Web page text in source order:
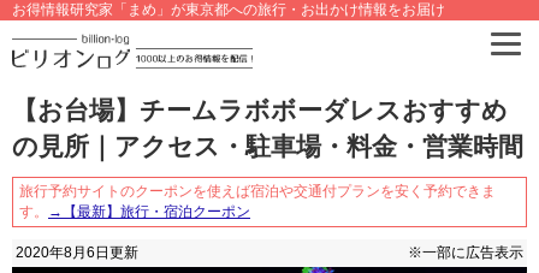
お得情報研究家「まめ」が東京都への旅行・お出かけ情報をお届け
【お台場】チームラボボーダレスおすすめ
の見所｜アクセス・駐車場・料金・営業時間
旅行予約サイトのクーポンを使えば宿泊や交通付プランを安く予約できま
す。
→【最新】旅行・宿泊クーポン
2020年8月6日 更新 ※一部に広告表示